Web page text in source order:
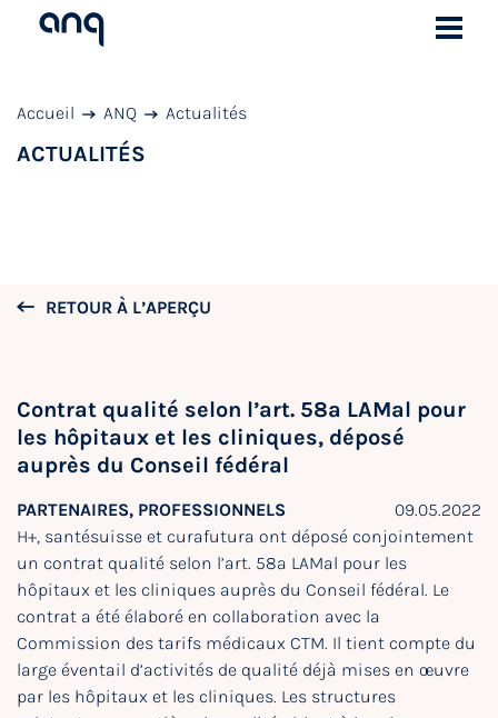
Accueil ANQ Actualités
ACTUALITÉS
RETOUR À L’APERÇU
Contrat qualité selon l’art. 58a LAMal pour
les hôpitaux et les cliniques, déposé
auprès du Conseil fédéral
PARTENAIRES, PROFESSIONNELS
09.05.2022
H+, santésuisse et curafutura ont déposé conjointement
un contrat qualité selon l’art. 58a LAMal pour les
hôpitaux et les cliniques auprès du Conseil fédéral. Le
contrat a été élaboré en collaboration avec la
Commission des tarifs médicaux CTM. Il tient compte du
large éventail d’activités de qualité déjà mises en œuvre
par les hôpitaux et les cliniques. Les structures